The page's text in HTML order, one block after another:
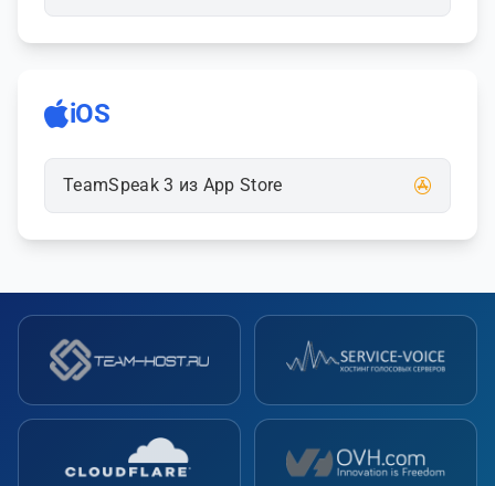
iOS
TeamSpeak 3 из App Store